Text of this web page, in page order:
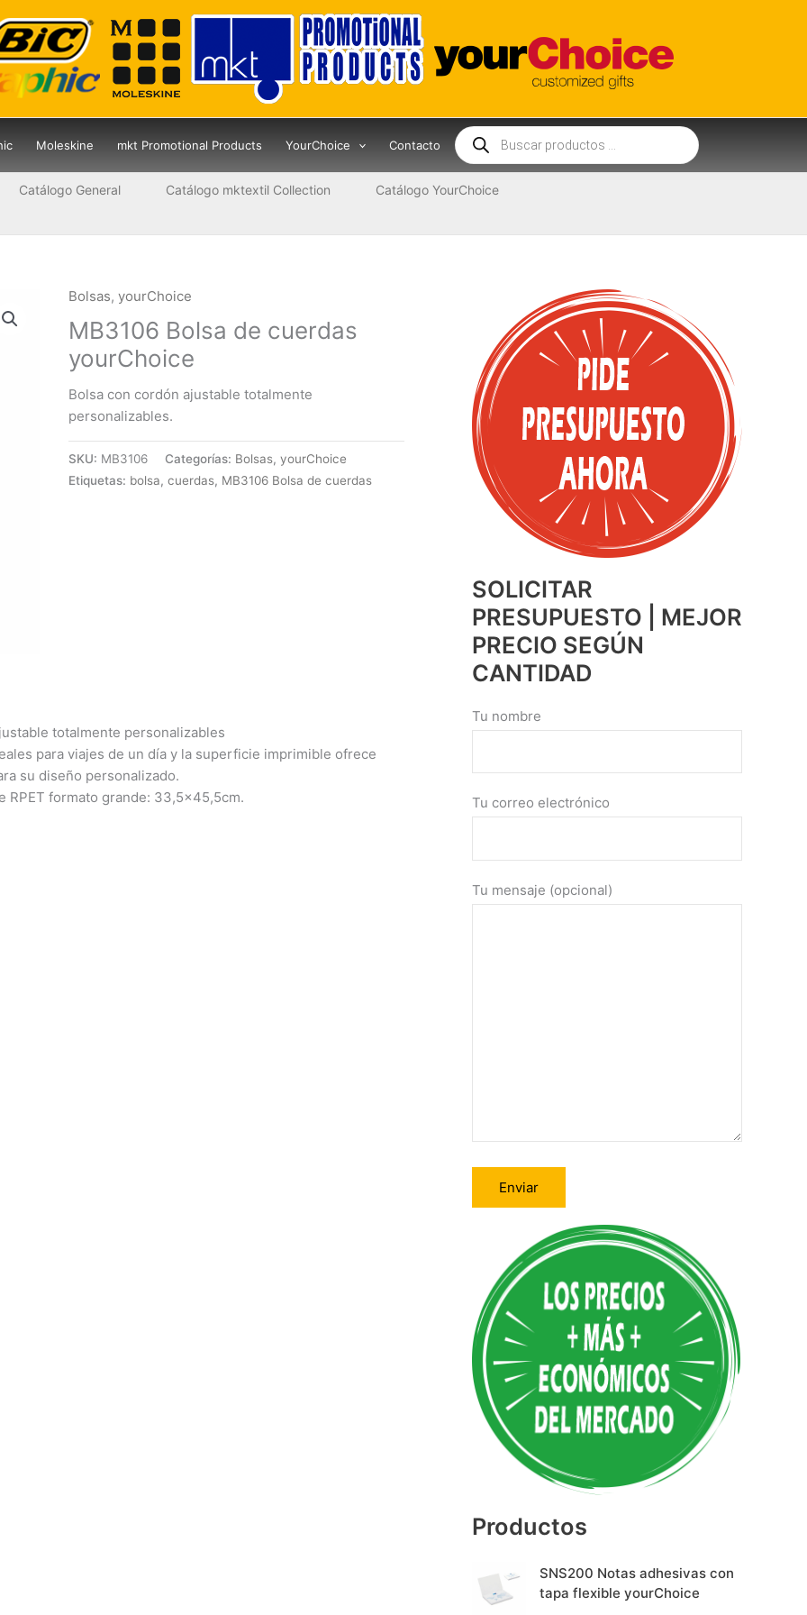
Moleskine mkt Promotional Products YourChoice Contacto
Búsqueda
de
productos
Catálogo General Catálogo mktextil Collection
Catálogo YourChoice
Bolsas,yourChoice
MB3106 Bolsa de cuerdas
yourChoice
Bolsa con cordón ajustable totalmente
personalizables.
SKU: MB3106 Categorías: Bolsas,yourChoice
Etiquetas: bolsa,cuerdas, MB3106 Bolsa de cuerdas
totalmente personalizables
para viajes de un día y la superficie imprimible ofrece
su diseño personalizado.
RPET formato grande: 33,5×45,5cm.
SOLICITAR
PRESUPUESTO | MEJOR
PRECIO SEGÚN
CANTIDAD
Tu nombre
Tu correo electrónico
Tu mensaje (opcional)
e
r
n
a
:Productos
SNS200 Notas adhesivas con
tapa flexible yourChoice